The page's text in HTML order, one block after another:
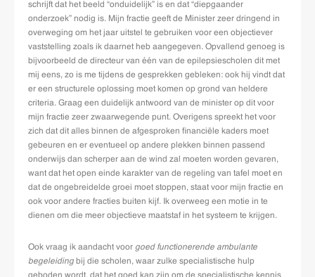
schrijft dat het beeld “onduidelijk” is en dat “diepgaander
onderzoek” nodig is. Mijn fractie geeft de Minister zeer dringend in
overweging om het jaar uitstel te gebruiken voor een objectiever
vaststelling zoals ik daarnet heb aangegeven. Opvallend genoeg is
bijvoorbeeld de directeur van één van de epilepsiescholen dit met
mij eens, zo is me tijdens de gesprekken gebleken: ook hij vindt dat
er een structurele oplossing moet komen op grond van heldere
criteria. Graag een duidelijk antwoord van de minister op dit voor
mijn fractie zeer zwaarwegende punt. Overigens spreekt het voor
zich dat dit alles binnen de afgesproken financiële kaders moet
gebeuren en er eventueel op andere plekken binnen passend
onderwijs dan scherper aan de wind zal moeten worden gevaren,
want dat het open einde karakter van de regeling van tafel moet en
dat de ongebreidelde groei moet stoppen, staat voor mijn fractie en
ook voor andere fracties buiten kijf. Ik overweeg een motie in te
dienen om die meer objectieve maatstaf in het systeem te krijgen.
Ook vraag ik aandacht voor goed functionerende ambulante
begeleiding bij die scholen, waar zulke specialistische hulp